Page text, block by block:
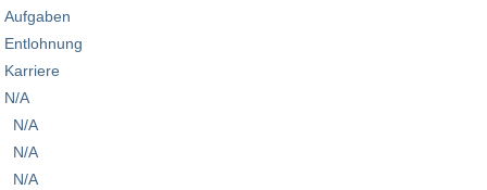
Aufgaben
Entlohnung
Karriere
N/A
N/A
N/A
N/A